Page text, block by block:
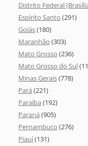
Distrito Federal
Espírito Santo (291)
Goiás(180)
Maranhão (303)
Mato Grosso (236)
Mato Grosso do Sul
Minas Gerais(778)
Pará (221)
Paraíba (192)
Paraná (905)
Pernambuco (276)
Piauí(131)